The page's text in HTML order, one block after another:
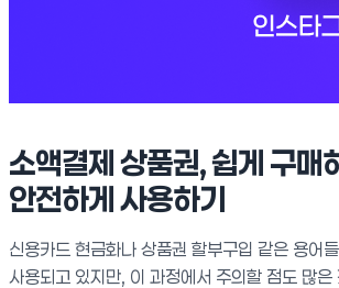
소액결제 상품권, 쉽게 구매
안전하게 사용하기
신용카드 현금화나 상품권 할부구입 같은 용어
사용되고 있지만, 이 과정에서 주의할 점도 많은